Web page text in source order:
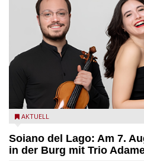
Trio Adamello
AKTUELL
Soiano del Lago: Am 7.
in der Burg mit Trio